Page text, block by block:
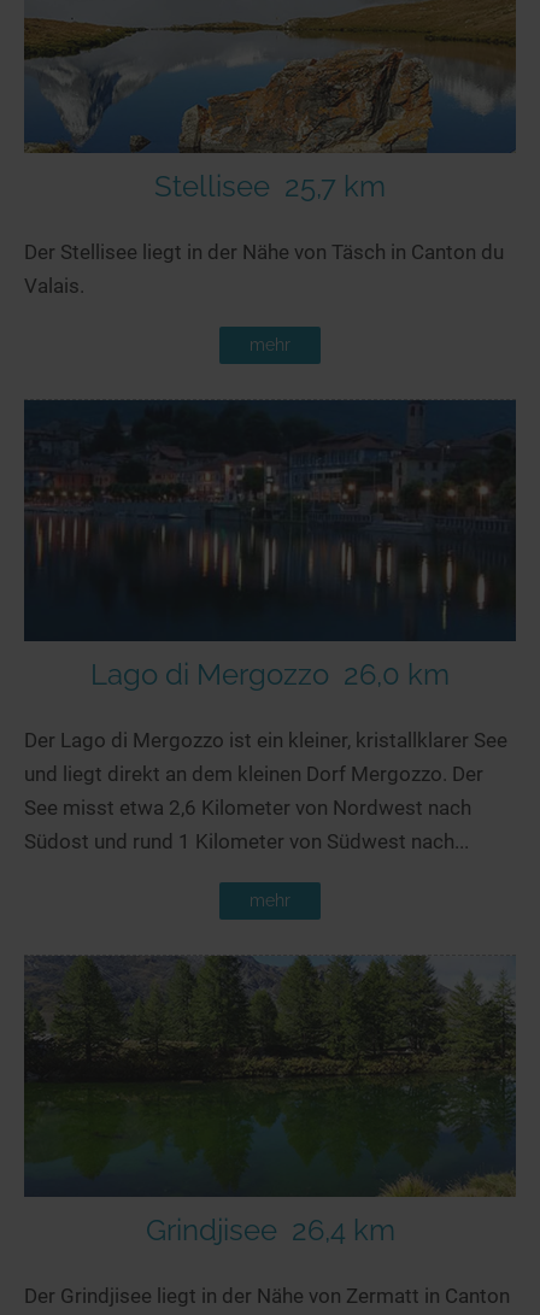
Schweiz
Frankreich
Niederlande
alle Länder…
Stellisee 25,7 km
Der Stellisee liegt in der Nähe von Täsch in Canton du
Valais.
mehr
Lago di Mergozzo 26,0 km
Der Lago di Mergozzo ist ein kleiner, kristallklarer See
und liegt direkt an dem kleinen Dorf Mergozzo. Der
See misst etwa 2,6 Kilometer von Nordwest nach
Südost und rund 1 Kilometer von Südwest nach...
mehr
Grindjisee 26,4 km
Der Grindjisee liegt in der Nähe von Zermatt in Canton